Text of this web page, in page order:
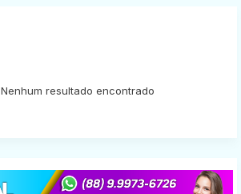
Nenhum resultado encontrado